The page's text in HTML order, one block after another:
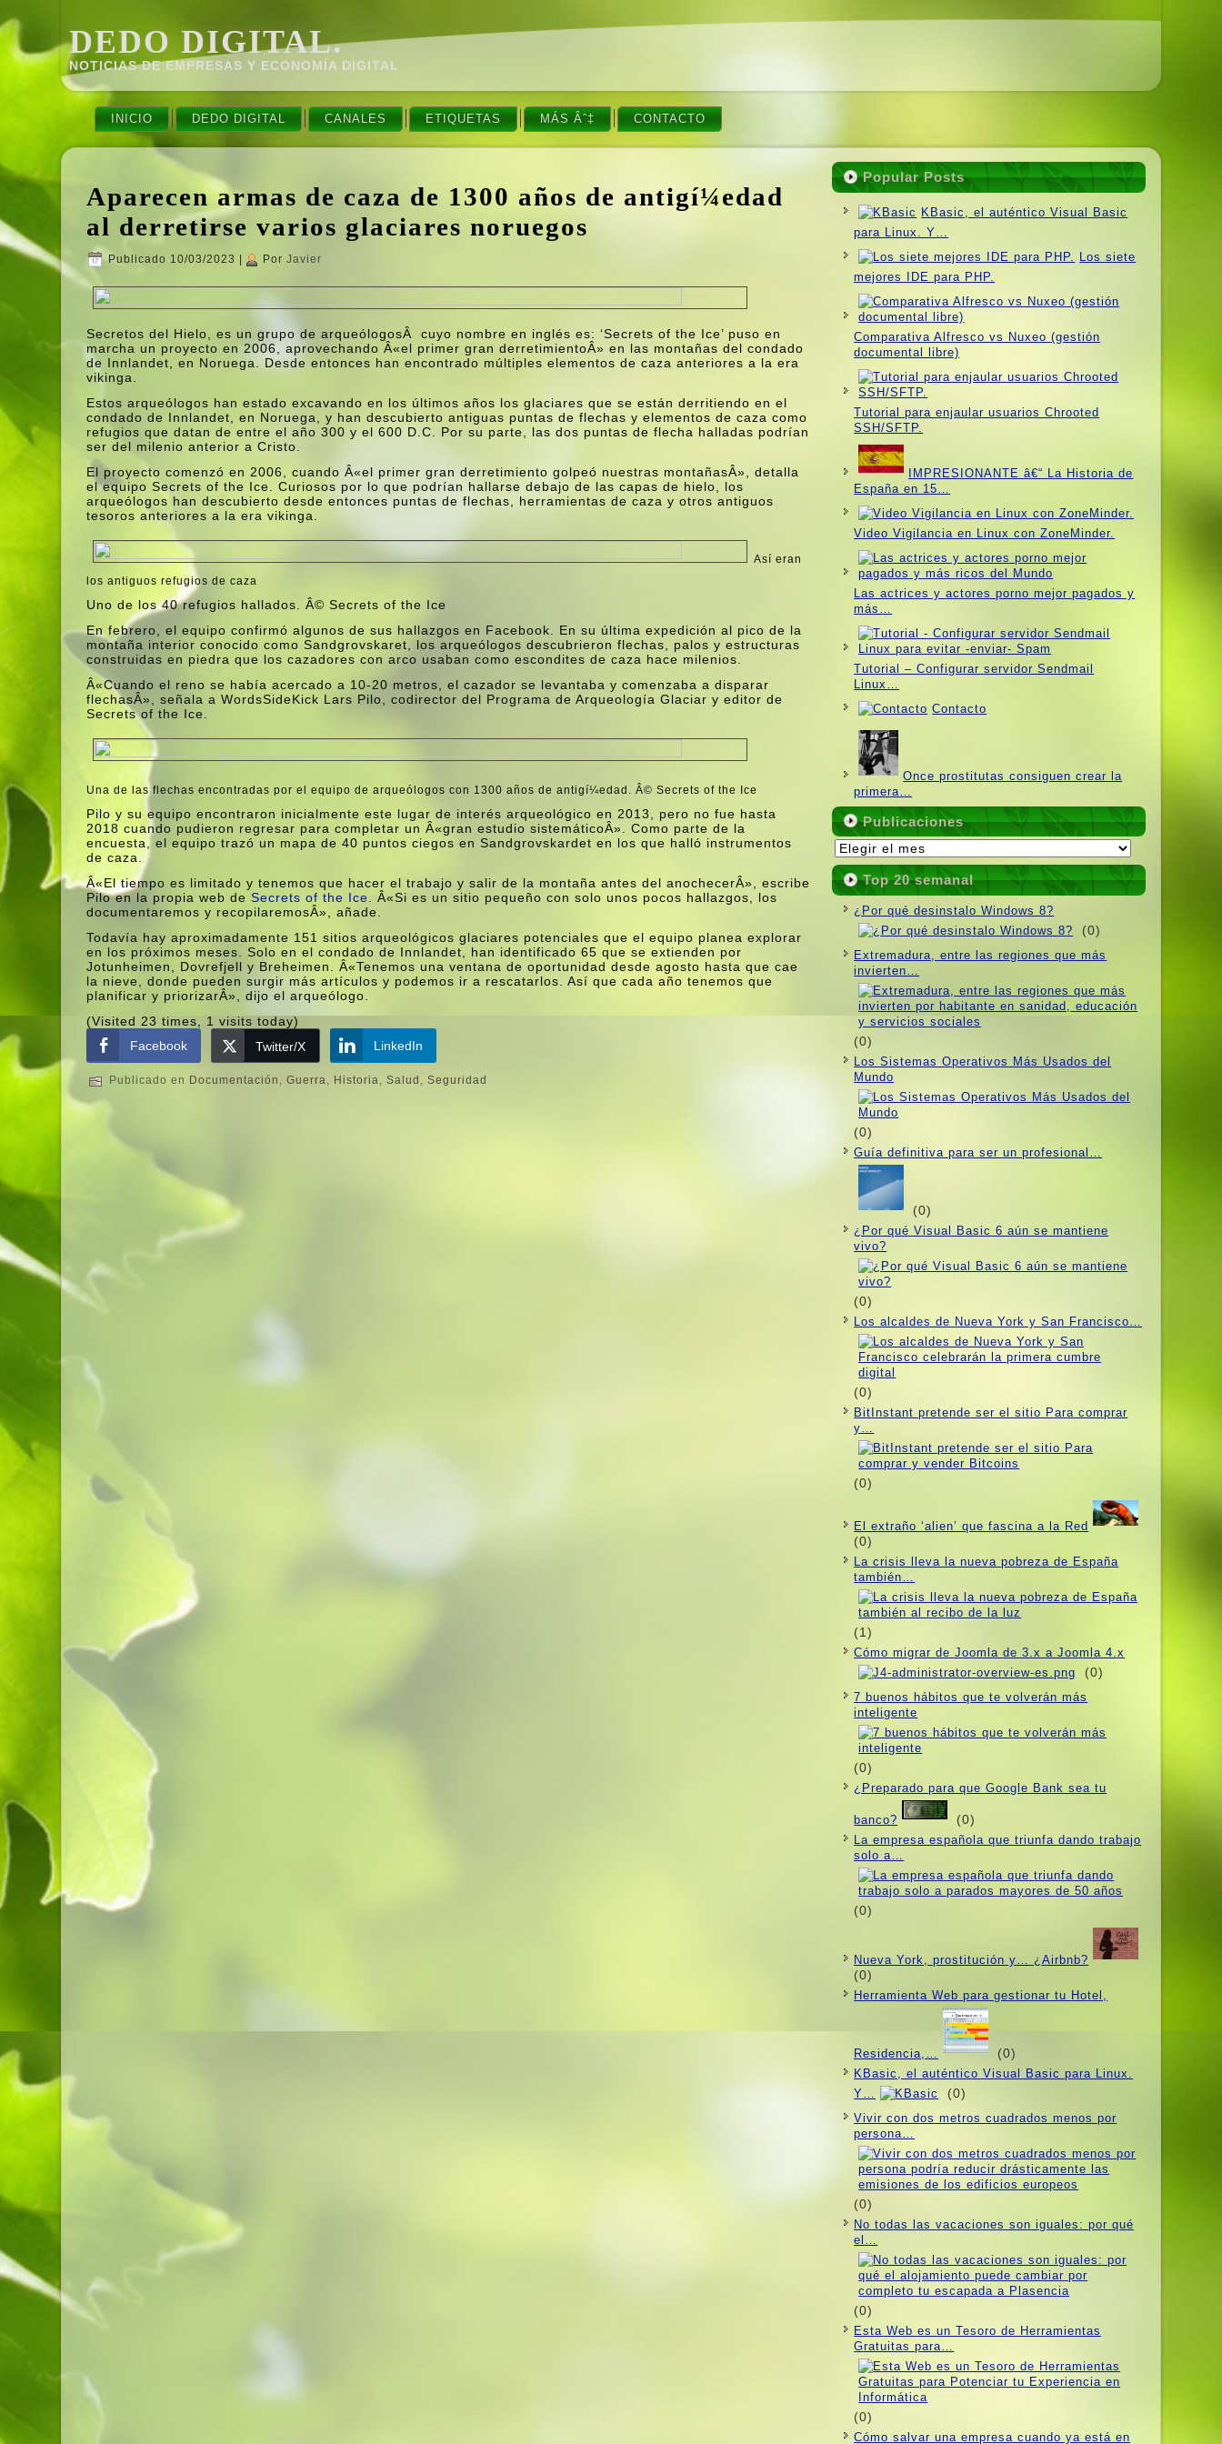
DEDO DIGITAL.
NOTICIAS DE EMPRESAS Y ECONOMÍ­A DIGITAL
INICIO DEDO DIGITAL CANALES ETIQUETAS MÁS Âˆ‡ CONTACTO
Aparecen armas de caza de 1300 años de antigí¼edad
al derretirse varios glaciares noruegos
Publicado 10/03/2023 Por Javier
Secretos del Hielo, es un grupo de arqueólogosÂ cuyo nombre en inglés es: ‘Secrets of the Ice’ puso en
marcha un proyecto en 2006, aprovechando Â«el primer gran derretimientoÂ» en las montañas del condado
de Innlandet, en Noruega. Desde entonces han encontrado múltiples elementos de caza anteriores a la era
vikinga.
Estos arqueólogos han estado excavando en los últimos años los glaciares que se están derritiendo en el
condado de Innlandet, en Noruega, y han descubierto antiguas puntas de flechas y elementos de caza como
refugios que datan de entre el año 300 y el 600 D.C. Por su parte, las dos puntas de flecha halladas podrí­an
ser del milenio anterior a Cristo.
El proyecto comenzó en 2006, cuando Â«el primer gran derretimiento golpeó nuestras montañasÂ», detalla
el equipo Secrets of the Ice. Curiosos por lo que podrí­an hallarse debajo de las capas de hielo, los
arqueólogos han descubierto desde entonces puntas de flechas, herramientas de caza y otros antiguos
tesoros anteriores a la era vikinga.
Así­ eran
los antiguos refugios de caza
Uno de los 40 refugios hallados. Â© Secrets of the Ice
En febrero, el equipo confirmó algunos de sus hallazgos en Facebook. En su última expedición al pico de la
montaña interior conocido como Sandgrovskaret, los arqueólogos descubrieron flechas, palos y estructuras
construidas en piedra que los cazadores con arco usaban como escondites de caza hace milenios.
Â«Cuando el reno se habí­a acercado a 10-20 metros, el cazador se levantaba y comenzaba a disparar
flechasÂ», señala a WordsSideKick Lars Pilo, codirector del Programa de Arqueologí­a Glaciar y editor de
Secrets of the Ice.
Una de las flechas encontradas por el equipo de arqueólogos con 1300 años de antigí¼edad. Â© Secrets of the Ice
Pilo y su equipo encontraron inicialmente este lugar de interés arqueológico en 2013, pero no fue hasta
2018 cuando pudieron regresar para completar un Â«gran estudio sistemáticoÂ». Como parte de la
encuesta, el equipo trazó un mapa de 40 puntos ciegos en Sandgrovskardet en los que halló instrumentos
de caza.
Â«El tiempo es limitado y tenemos que hacer el trabajo y salir de la montaña antes del anochecerÂ», escribe
Pilo en la propia web deSecrets of the Ice . Â«Si es un sitio pequeño con solo unos pocos hallazgos, los
documentaremos y recopilaremosÂ», añade.
Todaví­a hay aproximadamente 151 sitios arqueológicos glaciares potenciales que el equipo planea explorar
en los próximos meses. Solo en el condado de Innlandet, han identificado 65 que se extienden por
Jotunheimen, Dovrefjell y Breheimen. Â«Tenemos una ventana de oportunidad desde agosto hasta que cae
la nieve, donde pueden surgir más artí­culos y podemos ir a rescatarlos. Así­ que cada año tenemos que
planificar y priorizarÂ», dijo el arqueólogo.
(Visited 23 times, 1 visits today)
Facebook
Twitter/X LinkedIn
Publicado en Documentación ,Guerra Historia ,Salud ,Seguridad
Popular Posts
KBasic, el auténtico Visual Basic
para Linux. Y…
Los siete
mejores IDE para PHP.
Comparativa Alfresco vs Nuxeo (gestión
documental libre)
Tutorial para enjaular usuarios Chrooted
SSH/SFTP.
IMPRESIONANTE â€“ La Historia de
España en 15…
Video Vigilancia en Linux con ZoneMinder.
Las actrices y actores porno mejor pagados y
más…
Tutorial – Configurar servidor Sendmail
Linux…
Contacto
Once prostitutas consiguen crear la
primera…
Publicaciones
Publicaciones
Top 20 semanal
¿Por qué desinstalo Windows 8?
(0)
Extremadura, entre las regiones que más
invierten…
(0)
Los Sistemas Operativos Más Usados ​​del
Mundo
(0)
Guí­a definitiva para ser un profesional…
(0)
¿Por qué Visual Basic 6 aún se mantiene
vivo?
(0)
Los alcaldes de Nueva York y San Francisco…
(0)
BitInstant pretende ser el sitio Para comprar
y…
(0)
El extraño ‘alien’ que fascina a la Red
(0)
La crisis lleva la nueva pobreza de España
también…
(1)
Cómo migrar de Joomla de 3.x a Joomla 4.x
(0)
7 buenos hábitos que te volverán más
inteligente
(0)
¿Preparado para que Google Bank sea tu
banco? (0)
La empresa española que triunfa dando trabajo
solo a…
(0)
Nueva York, prostitución y… ¿Airbnb?
(0)
Herramienta Web para gestionar tu Hotel,
Residencia,… (0)
KBasic, el auténtico Visual Basic para Linux.
Y…
(0)
Vivir con dos metros cuadrados menos por
persona…
(0)
No todas las vacaciones son iguales: por qué
el…
(0)
Esta Web es un Tesoro de Herramientas
Gratuitas para…
(0)
Cómo salvar una empresa cuando ya está en